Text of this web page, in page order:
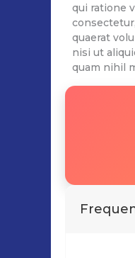
qui ratione
quaerat
nisi ut
quam nihil